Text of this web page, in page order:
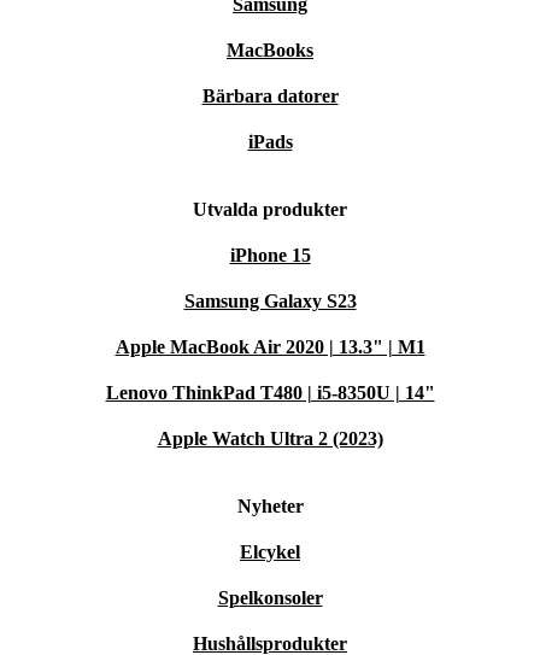
Samsung
MacBooks
Bärbara datorer
iPads
Utvalda produkter
iPhone 15
Samsung Galaxy S23
Apple MacBook Air 2020 | 13.3" | M1
Lenovo ThinkPad T480 | i5-8350U | 14"
Apple Watch Ultra 2 (2023)
Nyheter
Elcykel
Spelkonsoler
Hushållsprodukter